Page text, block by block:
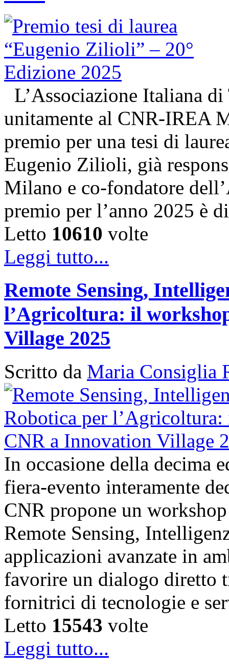
L’Associazione Italiana
unitamente al CNR-IREA
premio per una tesi di
Eugenio Zilioli, già
Milano e co-fondatore
premio per l’anno 2025 è
Letto 10610 volte
Leggi tutto...
Remote Sensing,
l’Agricoltura: il
Village 2025
Scritto da Maria Consiglia
In occasione della decima
fiera-evento interamente
CNR propone un
Remote Sensing,
applicazioni avanzate in
favorire un dialogo diretto
fornitrici di tecnologie e
Letto 15543 volte
Leggi tutto...